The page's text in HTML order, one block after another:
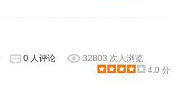
，需要妥善保管以防消失。
0 人评论
32803 次人浏览
4.0 分